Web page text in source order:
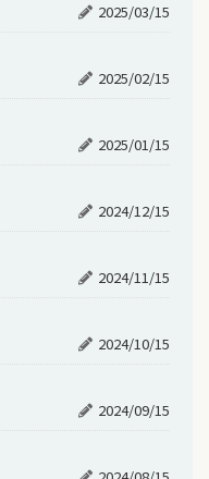
2025/03/15
2025/02/15
2025/01/15
2024/12/15
2024/11/15
2024/10/15
2024/09/15